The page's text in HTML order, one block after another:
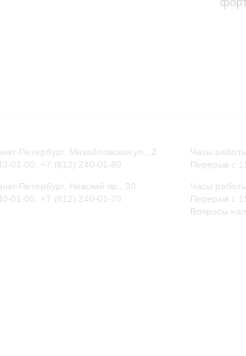
Петербург, Михайловская ул., 2
01-00, +7 (812) 240-01-80
Петербург, Невский пр., 30
01-00, +7 (812) 240-01-70
Часы
Перерыв с
Часы
Перерыв с
Вопросы